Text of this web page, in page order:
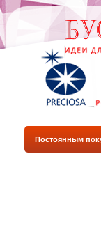
Постоянным